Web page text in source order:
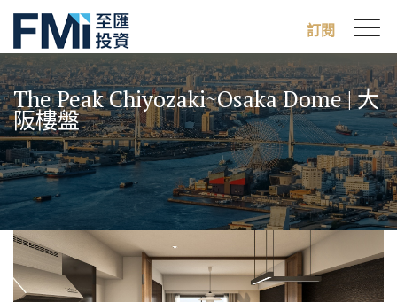
Skip
to
main
content
訂閱
The Peak Chiyozaki~Osaka Dome | 大
阪樓盤